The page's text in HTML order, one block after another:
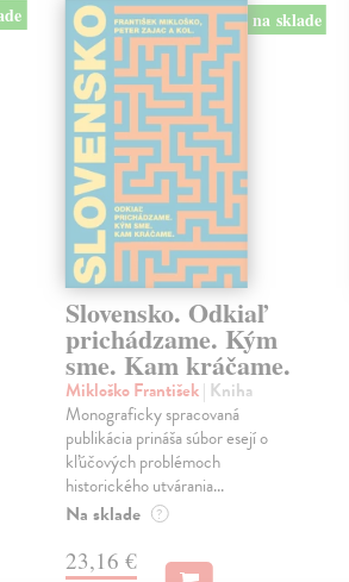
na sklade
Slovensko. Odkiaľ
prichádzame. Kým
sme. Kam kráčame.
Mikloško František| Kniha
Monograficky spracovaná
publikácia prináša súbor esejí o
kľúčových problémoch
historického utvárania...
Na sklade ?
23,16 €